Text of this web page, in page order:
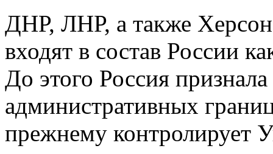
ДНР, ЛНР, а также
входят в состав России
До этого Россия
административных
прежнему контролирует